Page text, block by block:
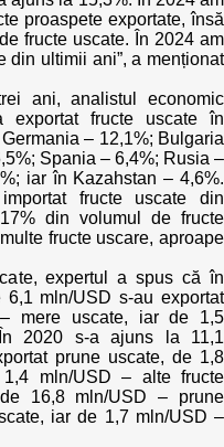
proaspete exportate, însă
fructe uscate. În 2024 am
din ultimii ani”, a menționat
ani, analistul economic
exportat fructe uscate în
– 12,1%; Bulgaria
Spania – 6,4%; Rusia –
iar în Kazahstan – 4,6%.
fructe uscate din
din volumul de fructe
fructe uscare, aproape
expertul a spus că în
mln/USD s-au exportat
mere uscate, iar de 1,5
2020 s-a ajuns la 11,1
prune uscate, de 1,8
mln/USD – alte fructe
16,8 mln/USD – prune
iar de 1,7 mln/USD –